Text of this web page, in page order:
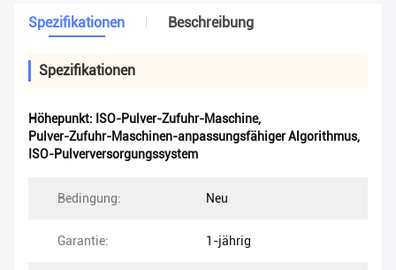
Spezifikationen Beschreibung
Spezifikationen
Höhepunkt: ISO-Pulver-Zufuhr-Maschine,
Pulver-Zufuhr-Maschinen-anpassungsfähiger Algorithmus,
ISO-Pulverversorgungssystem
Bedingung: Neu
Garantie: 1-jährig